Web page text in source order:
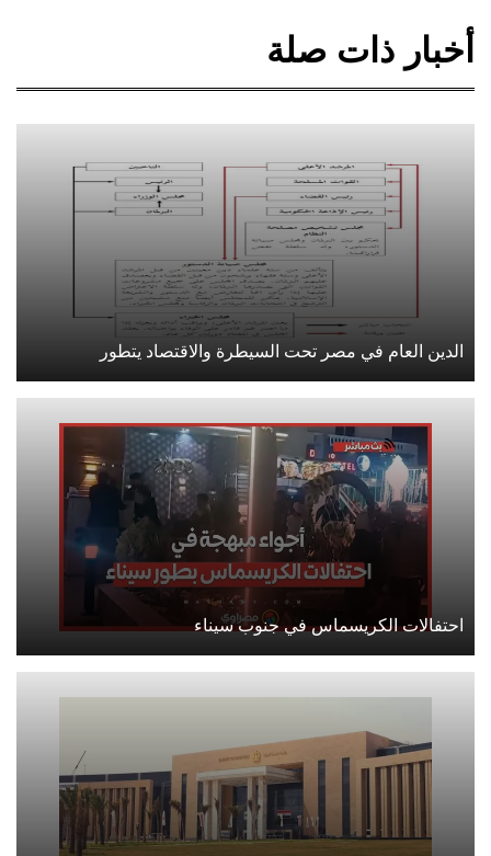
أخبار ذات صلة
الدين العام في مصر تحت السيطرة والاقتصاد يتطور
احتفالات الكريسماس في جنوب سيناء